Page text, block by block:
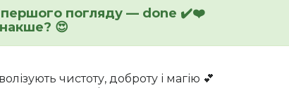
першого погляду — done ✔️❤️
😍
чистоту, доброту і магію 💕